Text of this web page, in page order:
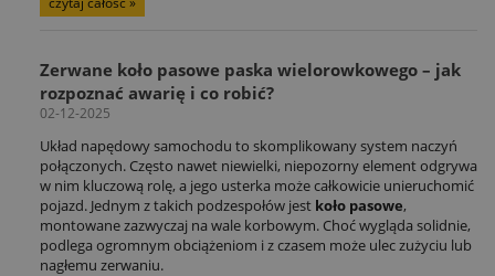
Zerwane koło pasowe paska wielorowkowego – jak
rozpoznać awarię i co robić?
02-12-2025
Układ napędowy samochodu to skomplikowany system naczyń
połączonych. Często nawet niewielki, niepozorny element odgrywa
w nim kluczową rolę, a jego usterka może całkowicie unieruchomić
pojazd. Jednym z takich podzespołów jest koło pasowe,
montowane zazwyczaj na wale korbowym. Choć wygląda solidnie,
podlega ogromnym obciążeniom i z czasem może ulec zużyciu lub
nagłemu zerwaniu.